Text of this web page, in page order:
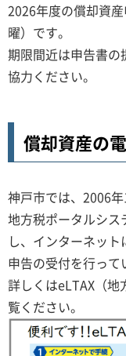
2026年度の償却資
曜）です。
期限間近は申告書
協力ください。
償却資産の
神戸市では、2006
地方税ポータルシス
し、インターネッ
申告の受付を行って
詳しくはeLTAX（
覧ください。